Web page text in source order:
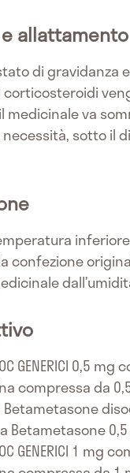
allattamento
di gravidanza
corticosteroidi
medicinale va
sotto il
inferiore
confezione
GENERICI 0,5
compressa da
Betametasone
Betametasone
GENERICI 1 mg